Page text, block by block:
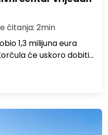
čitanja: 2min
1,3 milijuna eura
će uskoro dobiti…